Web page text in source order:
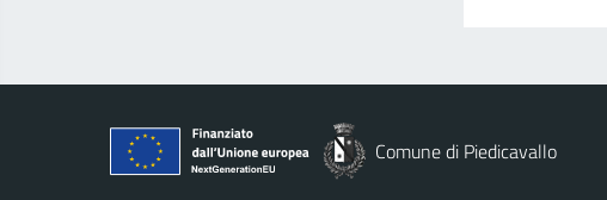
Comune di Piedicavallo